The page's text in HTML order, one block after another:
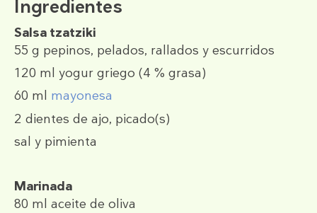
Ingredientes
Salsa tzatziki
55 g pepinos, pelados, rallados y escurridos
120 ml yogur griego (4 % grasa)
60 ml mayonesa
2 dientes de ajo, picado(s)
sal y pimienta
Marinada
80 ml aceite de oliva